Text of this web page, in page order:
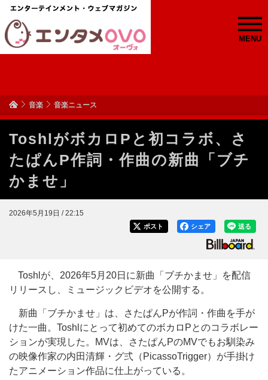
MENU
音楽 音楽ニュース
ToshlがボカロPと初コラボ、さ
たぱんP作詞・作曲の新曲「ブチ
かませ」
2026年5月19日 / 22:15
送る
シェア
ポスト
Toshlが、2026年5月20日に新曲「ブチかませ」を配信
リリースし、ミュージックビデオを公開する。
新曲「ブチかませ」は、さたぱんPが作詞・作曲を手が
けた一曲。Toshlにとって初めてのボカロPとのコラボレー
ションが実現した。MVは、さたぱんPのMVでもお馴染み
の映像作家の内田清輝・グ弍（PicassoTrigger）が手掛け
たアニメーション作品に仕上がっている。